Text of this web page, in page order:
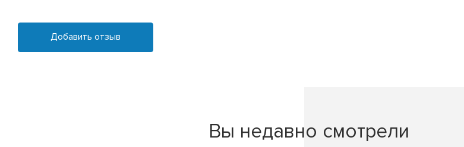
Добавить отзыв
Вы недавно смотрели